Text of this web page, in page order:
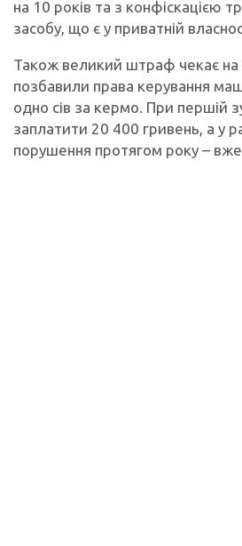
на 10 років та з конфіскацією
засобу, що є у приватній
Також великий штраф чекає на
позбавили права керування
одно сів за кермо. При першій
заплатити 20 400 гривень, а у
порушення протягом року –